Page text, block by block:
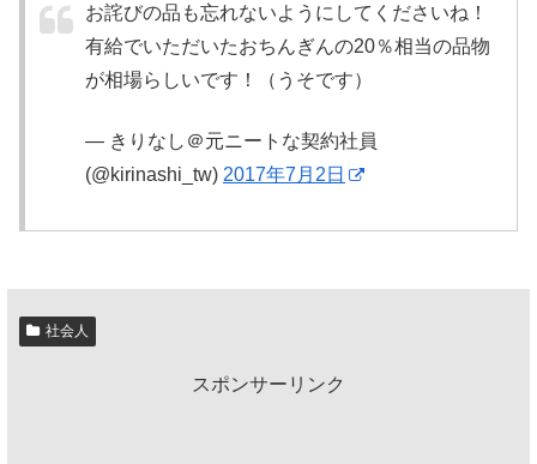
お詫びの品も忘れないようにしてくださいね！
有給でいただいたおちんぎんの20％相当の品物
が相場らしいです！（うそです）
— きりなし＠元ニートな契約社員
(@kirinashi_tw) 2017年7月2日
社会人
スポンサーリンク